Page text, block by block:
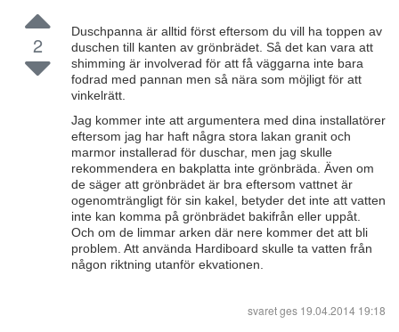
2
Duschpanna är alltid först eftersom du vill ha toppen av
duschen till kanten av grönbrädet. Så det kan vara att
shimming är involverad för att få väggarna inte bara
fodrad med pannan men så nära som möjligt för att
vinkelrätt.
Jag kommer inte att argumentera med dina installatörer
eftersom jag har haft några stora lakan granit och
marmor installerad för duschar, men jag skulle
rekommendera en bakplatta inte grönbräda. Även om
de säger att grönbrädet är bra eftersom vattnet är
ogenomträngligt för sin kakel, betyder det inte att vatten
inte kan komma på grönbrädet bakifrån eller uppåt.
Och om de limmar arken där nere kommer det att bli
problem. Att använda Hardiboard skulle ta vatten från
någon riktning utanför ekvationen.
svaret ges 19.04.2014 19:18